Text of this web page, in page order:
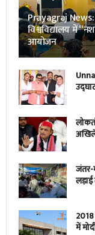
Prayagraj News:
विश्वविद्यालय में
आयोजन
जंतर-
लड़ाई
में